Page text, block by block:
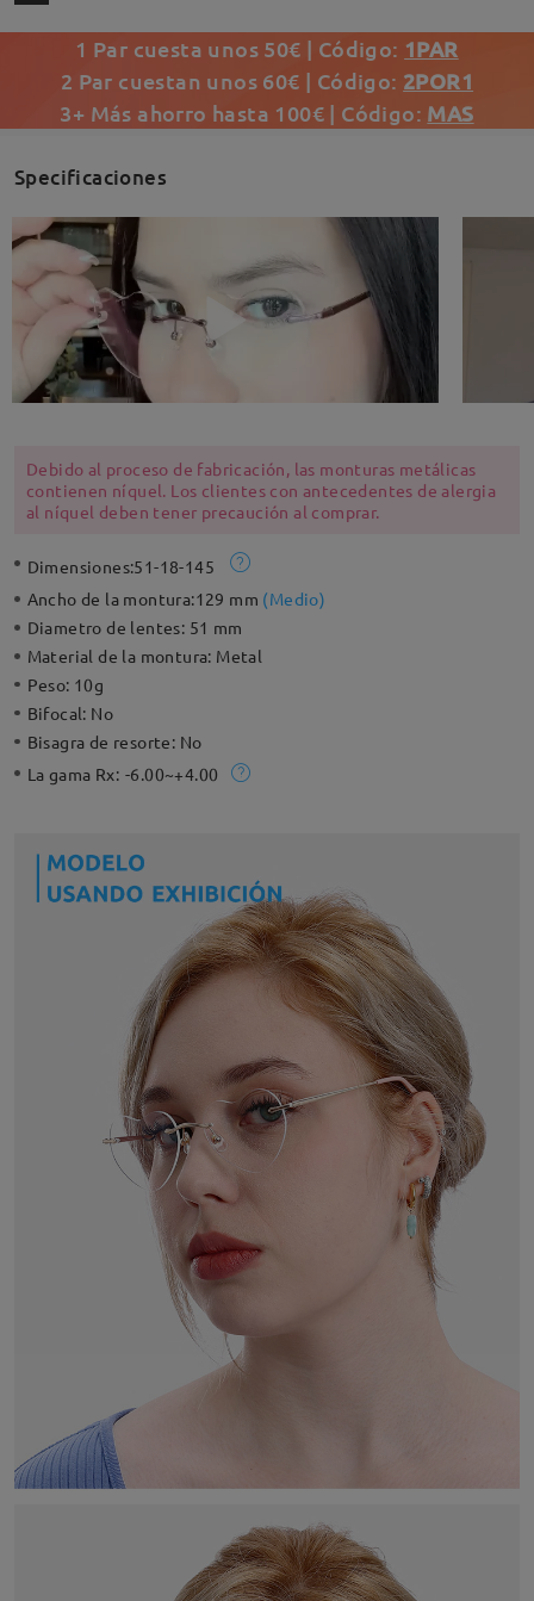
1 Par cuesta unos 50€ | Código: 1PAR
2 Par cuestan unos 60€ | Código: 2POR1
3+ Más ahorro hasta 100€ | Código: MAS
Specificaciones
Debido al proceso de fabricación, las monturas metálicas
contienen níquel. Los clientes con antecedentes de alergia
al níquel deben tener precaución al comprar.
Dimensiones:51-18-145
Ancho de la montura:129 mm (Medio)
Diametro de lentes: 51 mm
Material de la montura: Metal
Peso: 10g
Bifocal: No
Bisagra de resorte: No
La gama Rx: -6.00~+4.00